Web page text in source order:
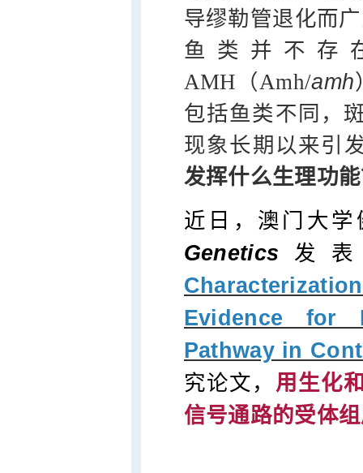
导缪勒管退化而
鱼类并不存
AMH（Amh/amh
包括鱼类不同，
现象长期以来引
发挥什么生理功
近日，澳门大
Genetics 发
Evidence for
Pathway in
究论文， 用生化
信号通路的受体